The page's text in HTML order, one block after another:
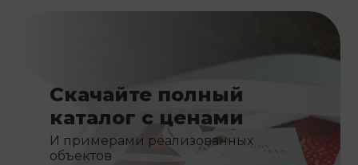
Скачайте полный
каталог с ценами
И примерами реализованных
объектов